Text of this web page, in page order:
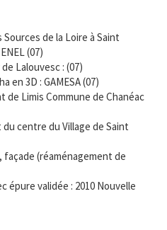
Sources de la Loire à Saint
(07)
Lalouvesc : (07)
en 3D : GAMESA (07)
de Limis Commune de Chanéac
centre du Village de Saint
façade (réaménagement de
épure validée : 2010 Nouvelle